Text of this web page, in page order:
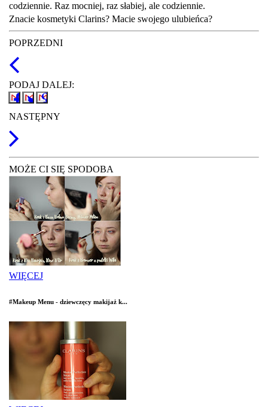
codziennie. Raz mocniej, raz słabiej, ale codziennie.
Znacie kosmetyki Clarins? Macie swojego ulubieńca?
POPRZEDNI
PODAJ DALEJ:
NASTĘPNY
MOŻE CI SIĘ SPODOBA
WIĘCEJ
#Makeup Menu - dziewczęcy makijaż k...